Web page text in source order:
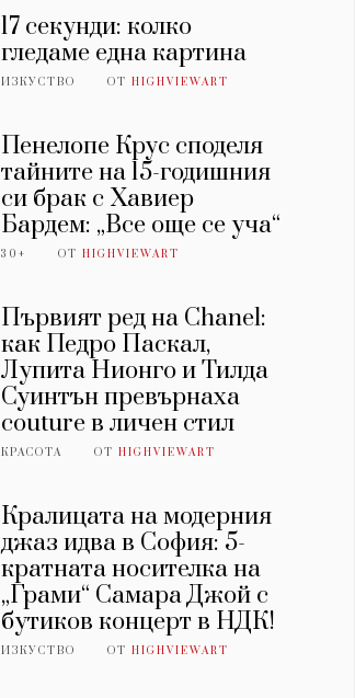
17 секунди: колко
гледаме една картина
ИЗКУСТВО ОТHIGHVIEWART
Пенелопе Крус споделя
тайните на 15-годишния
си брак с Хавиер
Бардем: „Все още се уча“
30+ ОТHIGHVIEWART
Първият ред на Chanel:
как Педро Паскал,
Лупита Нионго и Тилда
Суинтън превърнаха
couture в личен стил
КРАСОТА ОТHIGHVIEWART
Кралицата на модерния
джаз идва в София: 5-
кратната носителка на
„Грами“ Самара Джой с
бутиков концерт в НДК!
ИЗКУСТВО ОТHIGHVIEWART